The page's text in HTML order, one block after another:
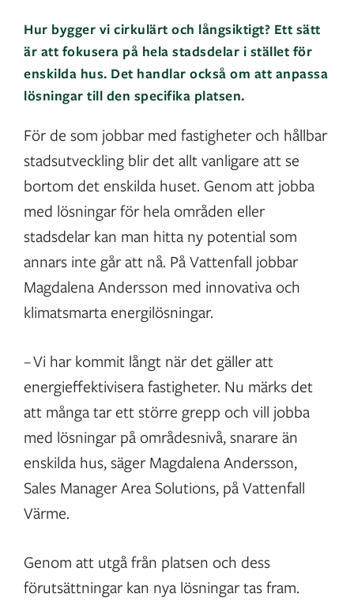
Hur bygger vi cirkulärt och långsiktigt? Ett sätt
är att fokusera på hela stadsdelar i stället för
enskilda hus. Det handlar också om att anpassa
lösningar till den specifika platsen.
För de som jobbar med fastigheter och hållbar
stadsutveckling blir det allt vanligare att se
bortom det enskilda huset. Genom att jobba
med lösningar för hela områden eller
stadsdelar kan man hitta ny potential som
annars inte går att nå. På Vattenfall jobbar
Magdalena Andersson med innovativa och
klimatsmarta energilösningar.
– Vi har kommit långt när det gäller att
energieffektivisera fastigheter. Nu märks det
att många tar ett större grepp och vill jobba
med lösningar på områdesnivå, snarare än
enskilda hus, säger Magdalena Andersson,
Sales Manager Area Solutions, på Vattenfall
Värme.
Genom att utgå från platsen och dess
förutsättningar kan nya lösningar tas fram.